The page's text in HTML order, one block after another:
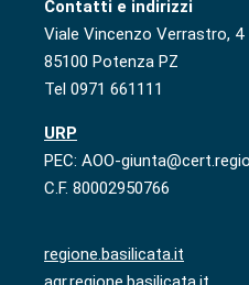
Contatti e indirizzi
Viale Vincenzo Verrastro, 4
85100 Potenza PZ
Tel 0971 661111
URP
PEC: AOO-
C.F. 80002950766
regione.basilicata.it